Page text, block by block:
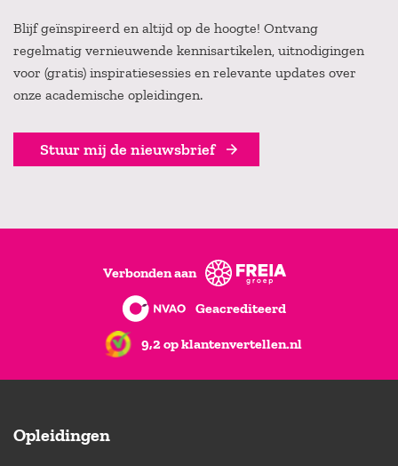
Blijf geïnspireerd en altijd op de hoogte! Ontvang
regelmatig vernieuwende kennisartikelen, uitnodigingen
voor (gratis) inspiratiesessies en relevante updates over
onze academische opleidingen.
Stuur mij de nieuwsbrief
Verbonden aan
Geacrediteerd
9,2 op klantenvertellen.nl
Opleidingen